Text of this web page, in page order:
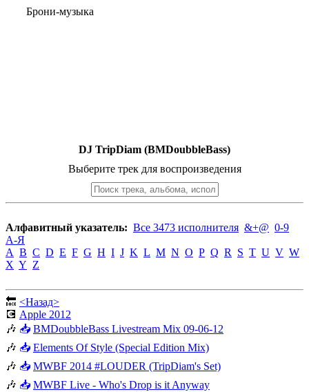
Брони-музыка
DJ TripDiam (BMDoubbleBass)
Выберите трек для воспроизведения
Алфавитный указатель: Все 3473 исполнителя &+@ 0-9
А-Я
A B C D E F G H I J K L M N O P Q R S T U V W
X Y Z
🔙 <Назад>
💽 Apple 2012
🎶 📥 BMDoubbleBass Livestream Mix 09-06-12
🎶 📥 Elements Of Style (Special Edition Mix)
🎶 📥 MWBF 2014 #LOUDER (TripDiam's Set)
🎶 📥 MWBF Live - Who's Drop is it Anyway